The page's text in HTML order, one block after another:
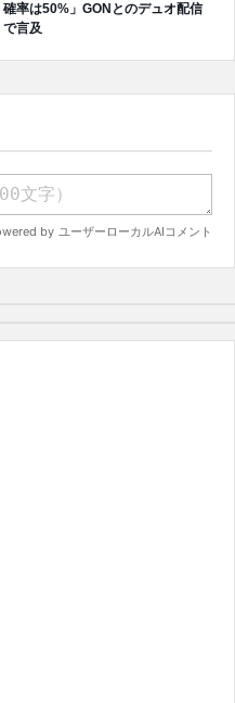
確率は50%」GONとのデュオ配信
で言及